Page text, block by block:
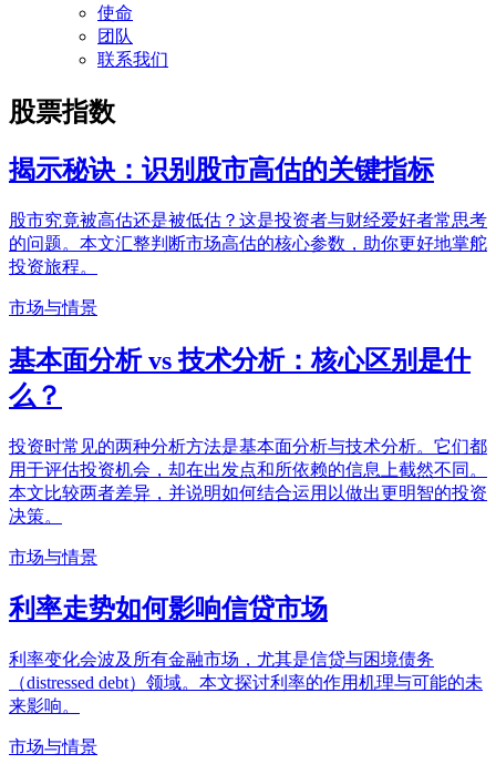
使命
团队
联系我们
股票指数
揭示秘诀：识别股市高估的关键指标
股市究竟被高估还是被低估？这是投资者与财经爱好者常思考
的问题。本文汇整判断市场高估的核心参数，助你更好地掌舵
投资旅程。
市场与情景
基本面分析 vs 技术分析：核心区别是什
么？
投资时常见的两种分析方法是基本面分析与技术分析。它们都
用于评估投资机会，却在出发点和所依赖的信息上截然不同。
本文比较两者差异，并说明如何结合运用以做出更明智的投资
决策。
市场与情景
利率走势如何影响信贷市场
利率变化会波及所有金融市场，尤其是信贷与困境债务
（distressed debt）领域。本文探讨利率的作用机理与可能的未
来影响。
市场与情景